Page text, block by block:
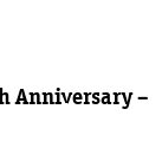
Anniversary –